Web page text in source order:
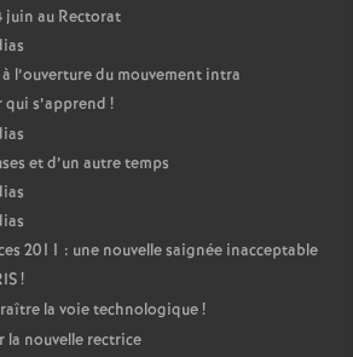
juin au Rectorat
l’ouverture du mouvement intra
s’apprend !
et d’un autre temps
2011 : une nouvelle saignée inacceptable
!
la voie technologique!
la nouvelle rectrice